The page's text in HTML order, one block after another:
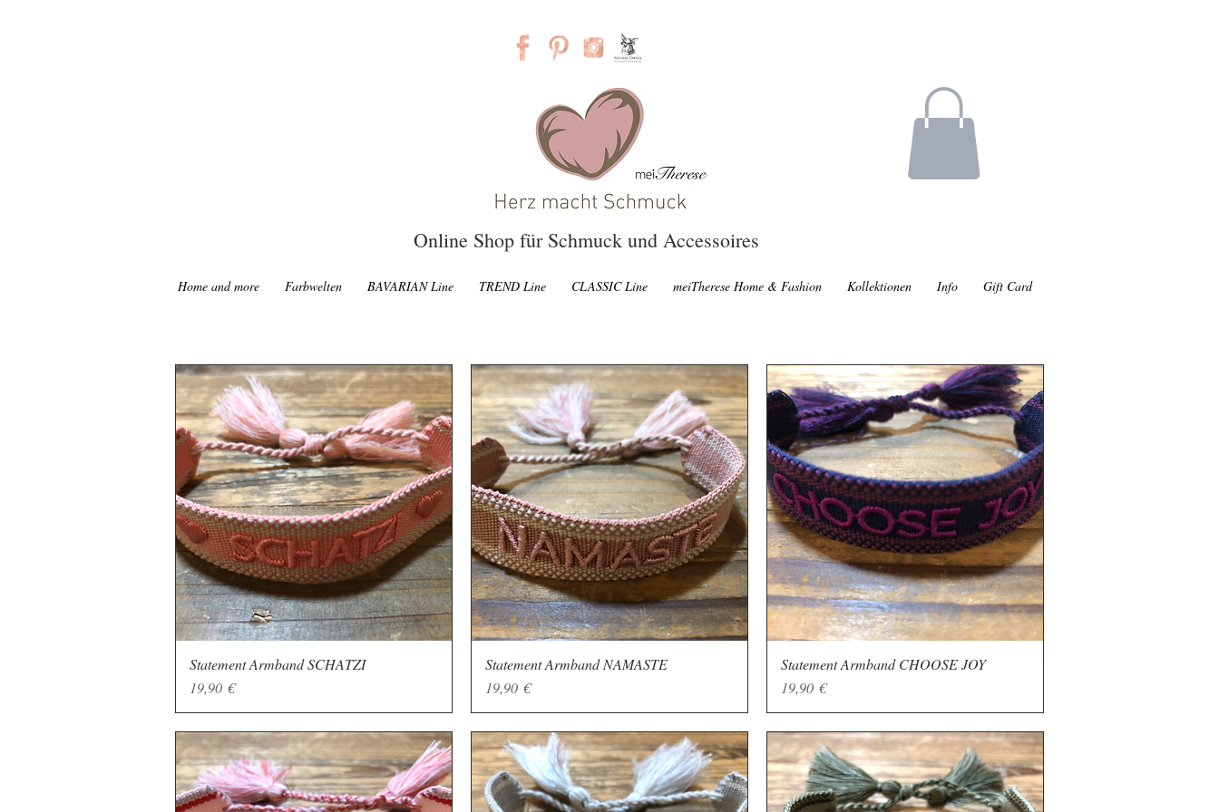
Online Shop für Schmuck und Accessoires
Home and more Farbwelten BAVARIAN Line TREND Line CLASSIC Line meiTherese Home & Fashion Kollektionen Info Gift Card
Schnellansicht
Statement Armband SCHATZI
Preis
19,90 €
Schnellansicht
Statement Armband NAMASTE
Preis
19,90 €
Schnellansicht
Statement Armband CHOOSE JOY
Preis
19,90 €